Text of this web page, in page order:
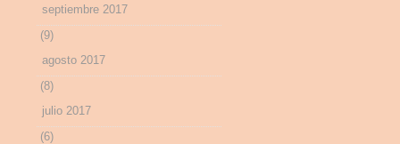
septiembre 2017
(9)
agosto 2017
(8)
julio 2017
(6)